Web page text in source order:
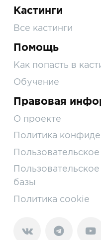
Кастинги
Все кастинги
Помощь
Как попасть в
Обучение
Правовая
О проекте
Политика
базы
Политика cookie